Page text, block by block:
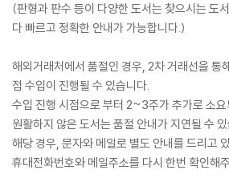
(판형과 판수 등이 다양한 도서는 찾으시는 도
다 빠르고 정확한 안내가 가능합니다.)
해외거래처에서 품절인 경우, 2차 거래선을 통
접 수입이 진행될 수 있습니다.
수입 진행 시점으로 부터 2~3주가 추가로 소
원활하지 않은 도서는 품절 안내가 지연될 수
해당 경우, 문자와 메일로 별도 안내를 드리고
휴대전화번호와 메일주소를 다시 한번 확인해